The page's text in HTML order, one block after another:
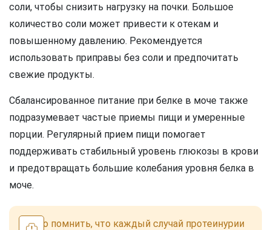
соли, чтобы снизить нагрузку на почки. Большое
количество соли может привести к отекам и
повышенному давлению. Рекомендуется
использовать приправы без соли и предпочитать
свежие продукты.
Сбалансированное питание при белке в моче также
подразумевает частые приемы пищи и умеренные
порции. Регулярный прием пищи помогает
поддерживать стабильный уровень глюкозы в крови
и предотвращать большие колебания уровня белка в
моче.
Важно помнить, что каждый случай протеинурии